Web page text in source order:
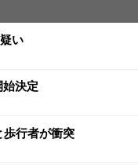
い
始決定
歩行者が衝突